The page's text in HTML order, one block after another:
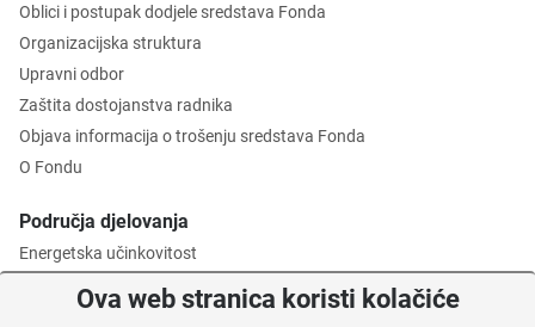
Oblici i postupak dodjele sredstava Fonda
Organizacijska struktura
Upravni odbor
Zaštita dostojanstva radnika
Objava informacija o trošenju sredstava Fonda
O Fondu
Područja djelovanja
Energetska učinkovitost
Ova web stranica koristi kolačiće